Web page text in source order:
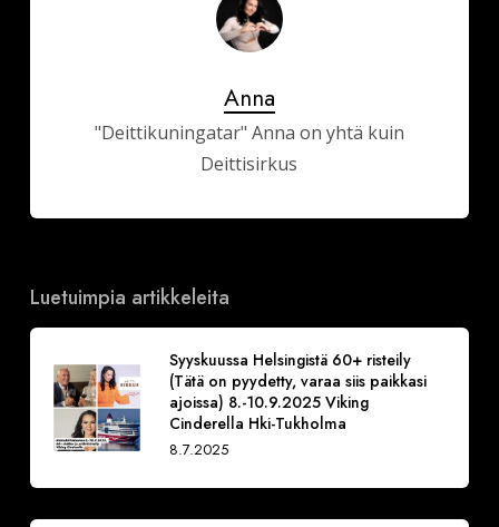
Anna
"Deittikuningatar" Anna on yhtä kuin
Deittisirkus
Luetuimpia artikkeleita
Syyskuussa Helsingistä 60+ risteily
(Tätä on pyydetty, varaa siis paikkasi
ajoissa) 8.-10.9.2025 Viking
Cinderella Hki-Tukholma
8.7.2025